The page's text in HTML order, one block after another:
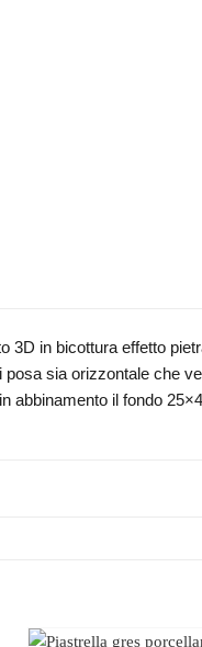
3D in bicottura effetto
posa sia orizzontale che
abbinamento il fondo